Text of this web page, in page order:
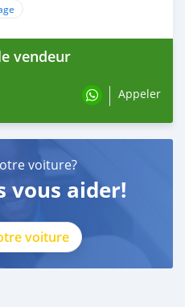
vendeur
Appeler
voiture?
vous aider!
voiture